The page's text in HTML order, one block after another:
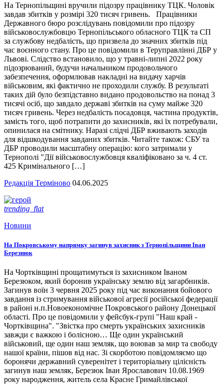
На Тернопільщині вручили підозру працівнику ТЦК. Чоловік
завдав збитків у розмірі 320 тисяч гривень. Працівники
Державного бюро розслідувань повідомили про підозру
військовослужбовцю Тернопільського обласного ТЦК та СП
за службову недбалість, що призвела до значних збитків під
час воєнного стану. Про це повідомили в Теруправлінні ДБР у
Львові. Слідство встановило, що у травні-липні 2022 року
підозрюваний, будучи начальником продовольчого
забезпечення, оформлював накладні на видачу харчів
військовим, які фактично не проходили службу. В результаті
таких дій було безпідставно видано продовольство на понад 3
тисячі осіб, що завдало державі збитків на суму майже 320
тисяч гривень. Через недбалість посадовця, частина продуктів,
замість того, щоб потрапити до захисників, які їх потребували,
опинилася на смітнику. Наразі слідчі ДБР вживають заходів
для відшкодування завданих збитків. Читайте також: СБУ та
ДБР проводили масштабну операцію: кого затримали у
Тернополі "Дії військовослужбовця кваліфіковано за ч. 4 ст.
425 Кримінального […]
Редакція Терміново 04.06.2025
trending_flat
Новини
На Покровському напрямку загинув захисник з Тернопільщини Іван
Березнюк
На Чортківщині прощатимуться із захисником Іваном
Березюком, який боронив українську землю від загарбників.
Загинув воїн 3 червня 2025 року під час виконання бойового
завдання із стримування військової агресії російської федерації
в районі н.п.Новоекономічне Покровського району Донецької
області. Про це повідомили у фейсбук-групі "Наш край -
Чортківщина". "Звістка про смерть українських захисників
завжди є важкою і болісною… Ще один український
військовий, ще один наш земляк, що воював за мир та свободу
нашої країни, пішов від нас. Зі скорботою повідомляємо що
боронячи державний суверенітет і територіальну цілісність
загинув наш земляк, Березюк Іван Ярославович 10.08.1969
року народження, житель села Красне Гримайлівської